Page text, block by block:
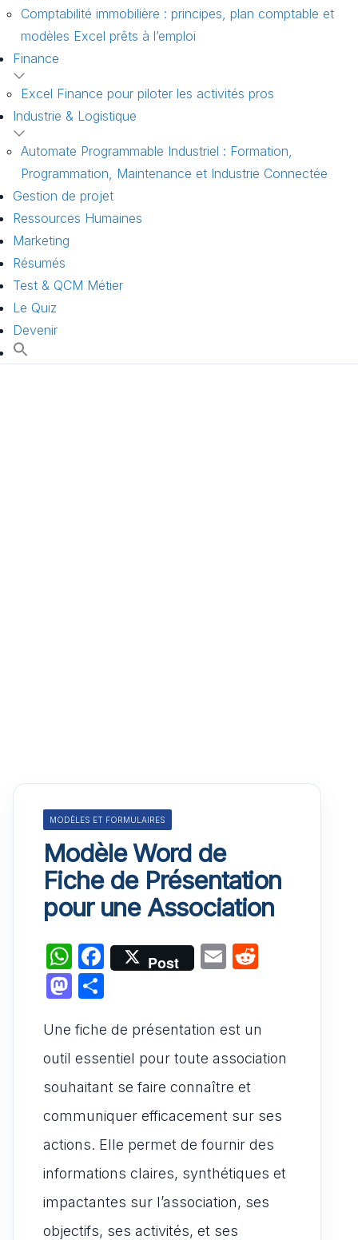
Comptabilité immobilière : principes, plan comptable et
modèles Excel prêts à l’emploi
Finance
Excel Finance pour piloter les activités pros
Industrie & Logistique
Automate Programmable Industriel : Formation,
Programmation, Maintenance et Industrie Connectée
Gestion de projet
Ressources Humaines
Marketing
Résumés
Test & QCM Métier
Le Quiz
Devenir
MODÈLES ET FORMULAIRES
Modèle Word de
Fiche de Présentation
pour une Association
W
h
at
s
A
p
p
F
a
e
b
o
o
k
Post
E
l
di
t
M
st
o
d
o
n
ta
g
er
Une fiche de présentation est un
outil essentiel pour toute association
souhaitant se faire connaître et
communiquer efficacement sur ses
actions. Elle permet de fournir des
informations claires, synthétiques et
impactantes sur l’association, ses
objectifs, ses activités, et ses